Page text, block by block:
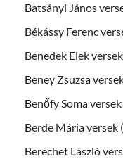
Batsányi János
Békássy Ferenc
Benedek Elek versek
Beney Zsuzsa
Benőfy Soma versek
Berde Mária versek
Berechet László